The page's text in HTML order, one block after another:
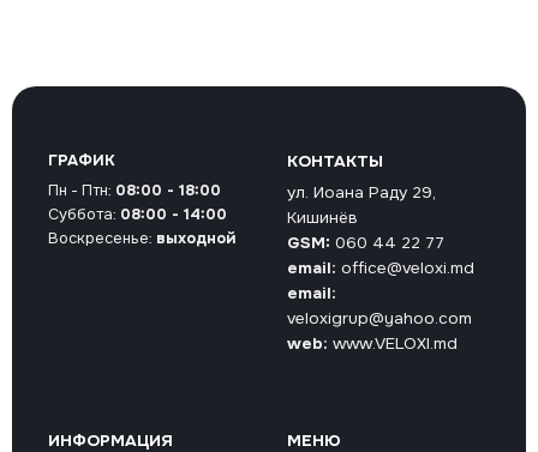
КОНТАКТЫ
ул. Иоана Раду 29,
Кишинёв
GSM: 060 44 22 77
email: office@veloxi.md
email:
veloxigrup@yahoo.com
web: www.VELOXI.md
ИНФОРМАЦИЯ МЕНЮ
ГРАФИК
Пн - Птн: 08:00 - 18:00
Суббота: 08:00 - 14:00
Воскресенье: выходной